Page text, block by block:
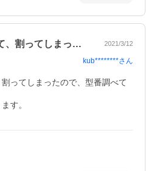
お風呂掃除をしていて、割ってしまったの… 2021/3/12
kub********さん
ってしまったので、型番調べて
す。